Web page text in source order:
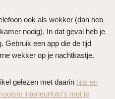
ook als wekker (dan heb
nodig). In dat geval heb je
Gebruik een app die de tijd
wekker op je nachtkastje.
gelezen met daarin tips en
interieurfoto’s met je